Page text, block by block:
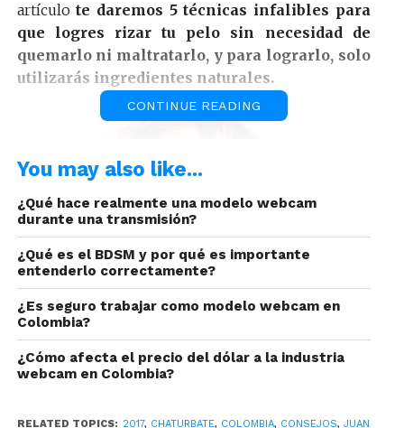
artículote daremos 5 técnicas infalibles para
que logres rizar tu pelo sin necesidad de
quemarlo ni maltratarlo, y para lograrlo, solo
utilizarás ingredientes naturales.
CONTINUE READING
You may also like...
¿Qué hace realmente una modelo webcam
durante una transmisión?
¿Qué es el BDSM y por qué es importante
entenderlo correctamente?
¿Es seguro trabajar como modelo webcam en
Colombia?
¿Cómo afecta el precio del dólar a la industria
webcam en Colombia?
RELATED TOPICS: 2017, CHATURBATE, COLOMBIA, CONSEJOS, JUAN